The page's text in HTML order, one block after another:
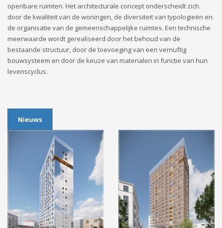
openbare ruimten. Het architecturale concept onderscheidt zich
door de kwaliteit van de woningen, de diversiteit van typologieën en
de organisatie van de gemeenschappelijke ruimtes. Een technische
meerwaarde wordt gerealiseerd door het behoud van de
bestaande structuur, door de toevoeging van een vernuftig
bouwsysteem en door de keuze van materialen in functie van hun
levenscyclus.
Nieuws